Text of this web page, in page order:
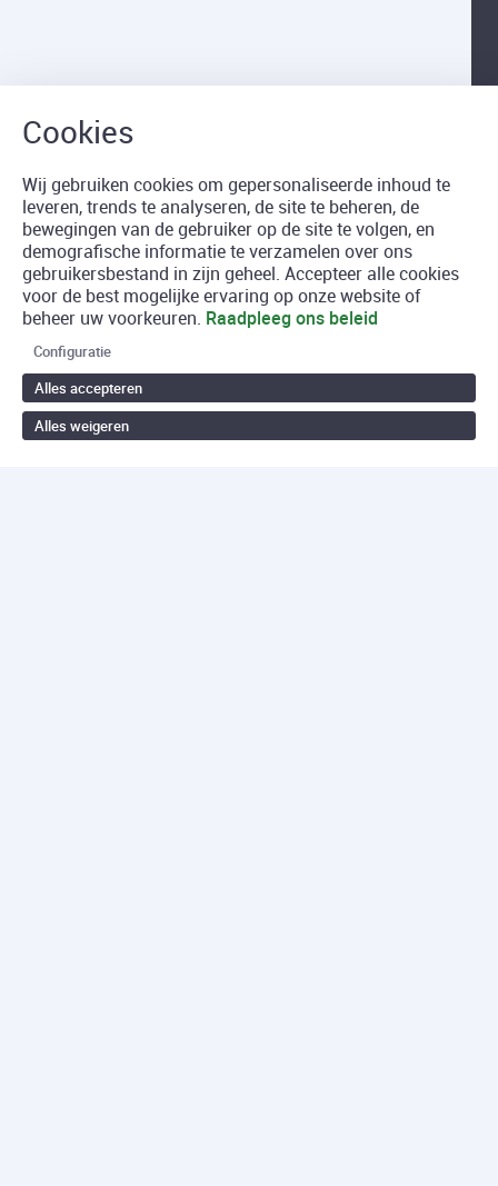
Wij gebruiken cookies om gepersonaliseerde inhoud te
leveren, trends te analyseren, de site te beheren, de
bewegingen van de gebruiker op de site te volgen, en
demografische informatie te verzamelen over ons
gebruikersbestand in zijn geheel. Accepteer alle cookies
voor de best mogelijke ervaring op onze website of
beheer uw voorkeuren. Raadpleeg ons beleid
Configuratie
Alles accepteren
Alles weigeren